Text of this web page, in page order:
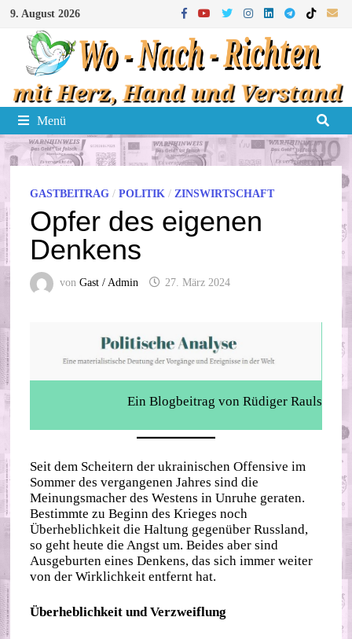
Zum
Inhalt
springen
9. August 2026
Menü
GASTBEITRAG /POLITIK /ZINSWIRTSCHAFT
Opfer des eigenen
Denkens
vonGast / Admin 27. März 2024
Ein Blogbeitrag von Rüdiger Rauls
Seit dem Scheitern der ukrainischen Offensive im
Sommer des vergangenen Jahres sind die
Meinungsmacher des Westens in Unruhe geraten.
Bestimmte zu Beginn des Krieges noch
Überheblichkeit die Haltung gegenüber Russland,
so geht heute die Angst um. Beides aber sind
Ausgeburten eines Denkens, das sich immer weiter
von der Wirklichkeit entfernt hat.
Überheblichkeit und Verzweiflung